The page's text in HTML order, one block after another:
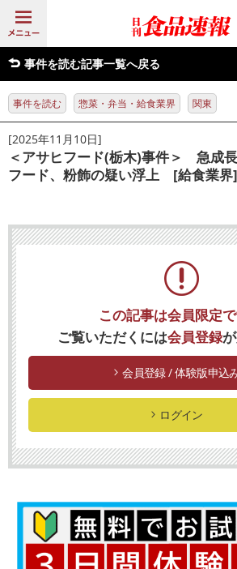
事件を読む記事一覧へ戻る
事件を読む 惣菜・弁当・給食業界 関東
[2025年11月10日]
＜アサヒフード(栃木)事件＞ 急成
フード、粉飾の疑い浮上 [給食業界]
この記事は会員限定で
ご覧いただくには会員登録
会員登録 / 体験版申込
ログイン